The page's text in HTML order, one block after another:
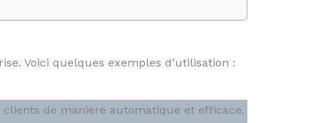
Voici quelques exemples d’utilisation :
de manière automatique et efficace.